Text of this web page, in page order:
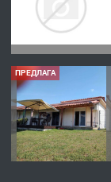
ПРЕДЛАГА